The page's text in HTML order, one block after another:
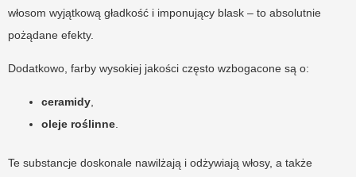
włosom wyjątkową gładkość i imponujący blask – to absolutnie
pożądane efekty.
Dodatkowo, farby wysokiej jakości często wzbogacone są o:
ceramidy
oleje roślinne
Te substancje doskonale nawilżają i odżywiają włosy, a także